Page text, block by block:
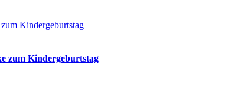
zum Kindergeburtstag